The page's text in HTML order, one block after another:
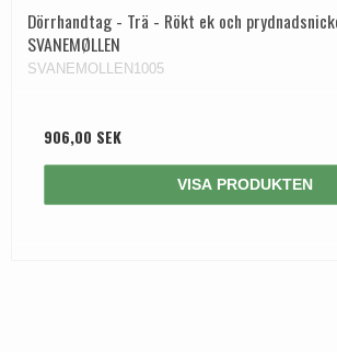
Dörrhandtag - Trä - Rökt ek och
SVANEMØLLEN
SVANEMOLLEN1005
906,00 SEK
VISA PRODUKTEN